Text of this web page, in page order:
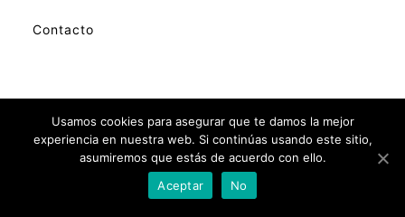
Contacto
Usamos cookies para asegurar que te damos la mejor
experiencia en nuestra web. Si continúas usando este sitio,
asumiremos que estás de acuerdo con ello.
Aceptar
No
Check Availability(Disponibilidad)